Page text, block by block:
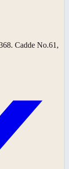
Cadde No.61,